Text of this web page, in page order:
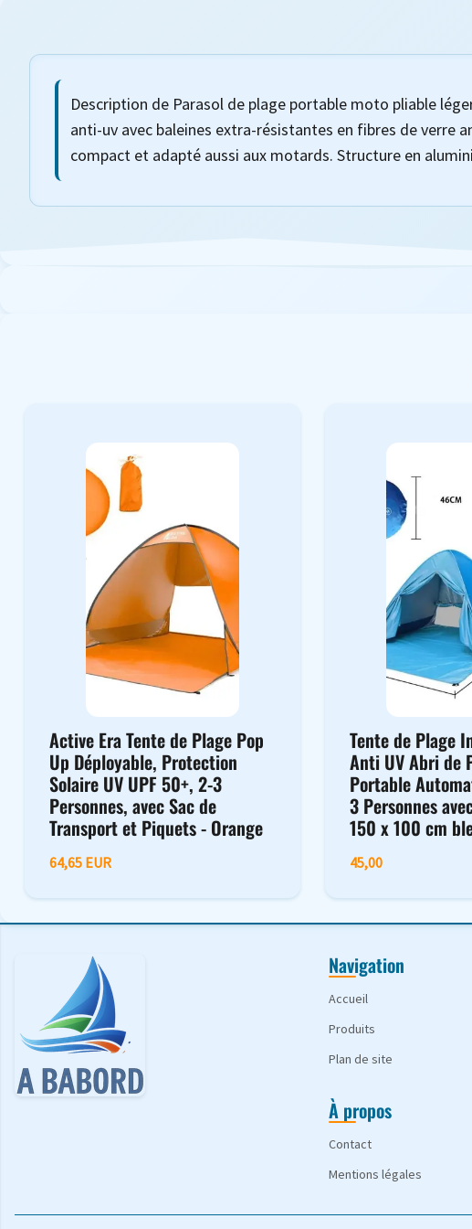
Description de Parasol de plage portable moto pliable
anti-uv avec baleines extra-résistantes en fibres de verre
compact et adapté aussi aux motards. Structure en
Active Era Tente de Plage Pop
Up Déployable, Protection
Solaire UV UPF 50+, 2-3
Personnes, avec Sac de
Transport et Piquets - Orange
64,65 EUR
Tente de Plage
Anti UV Abri de
Portable
3 Personnes
150 x 100 cm
45,00
Navigation
Accueil
Produits
Plan de site
À propos
Contact
Mentions légales